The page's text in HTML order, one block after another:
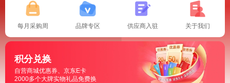
每月采购周 品牌专区 供应商入驻 关于我们
积分兑换
自营商城优惠券、京东E卡
2000多个大牌实物礼品免费换